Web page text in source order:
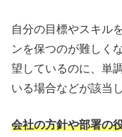
自分の目標やスキル
ンを保つのが難しく
望しているのに、単
いる場合などが該当し
会社の方針や部署の